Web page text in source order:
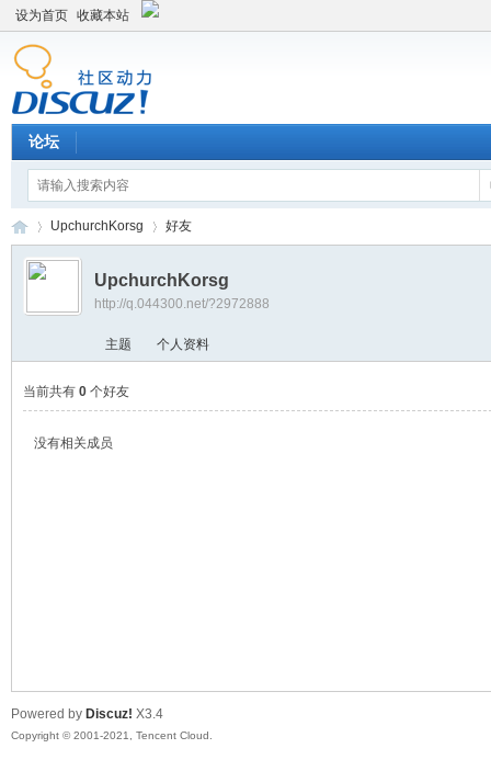
设为首页 收藏本站
论坛
›
UpchurchKorsg 好友
UpchurchKorsg
http://q.044300.net/?2972888
主题 个人资料
当前共有 0个好友
没有相关成员
Powered by Discuz! X3.4
Copyright © 2001-2021, Tencent Cloud.